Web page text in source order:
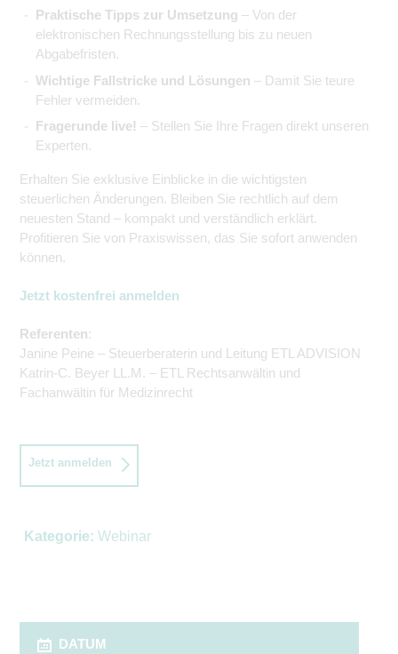
Praktische Tipps zur Umsetzung – Von der
elektronischen Rechnungsstellung bis zu neuen
Abgabefristen.
Wichtige Fallstricke und Lösungen – Damit Sie teure
Fehler vermeiden.
Fragerunde live! – Stellen Sie Ihre Fragen direkt unseren
Experten.
Erhalten Sie exklusive Einblicke in die wichtigsten
steuerlichen Änderungen. Bleiben Sie rechtlich auf dem
neuesten Stand – kompakt und verständlich erklärt.
Profitieren Sie von Praxiswissen, das Sie sofort anwenden
können.
Jetzt kostenfrei anmelden
Referenten:
Janine Peine – Steuerberaterin und Leitung ETL ADVISION
Katrin-C. Beyer LL.M. – ETL Rechtsanwältin und
Fachanwältin für Medizinrecht
Jetzt anmelden
Kategorie: Webinar
DATUM